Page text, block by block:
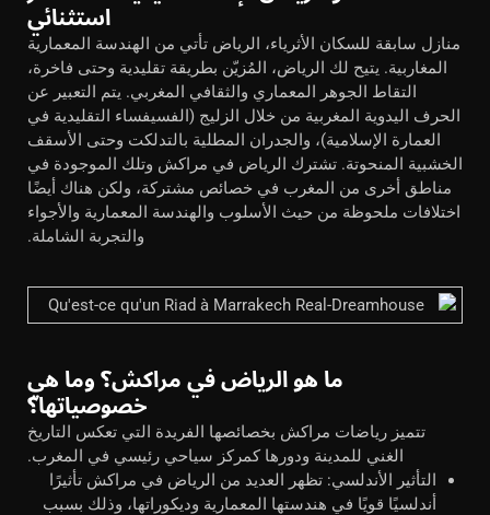
استثنائي
منازل سابقة للسكان الأثرياء، الرياض تأتي من الهندسة المعمارية
المغاربية. يتيح لك الرياض، المُزيّن بطريقة تقليدية وحتى فاخرة،
التقاط الجوهر المعماري والثقافي المغربي. يتم التعبير عن
الحرف اليدوية المغربية من خلال الزليج (الفسيفساء التقليدية في
العمارة الإسلامية)، والجدران المطلية بالتدلكت وحتى الأسقف
الخشبية المنحوتة. تشترك الرياض في مراكش وتلك الموجودة في
مناطق أخرى من المغرب في خصائص مشتركة، ولكن هناك أيضًا
اختلافات ملحوظة من حيث الأسلوب والهندسة المعمارية والأجواء
والتجربة الشاملة.
ما هو الرياض في مراكش؟ وما هي
خصوصياتها؟
تتميز رياضات مراكش بخصائصها الفريدة التي تعكس التاريخ
الغني للمدينة ودورها كمركز سياحي رئيسي في المغرب.
التأثير الأندلسي: تظهر العديد من الرياض في مراكش تأثيرًا
أندلسيًا قويًا في هندستها المعمارية وديكوراتها، وذلك بسبب